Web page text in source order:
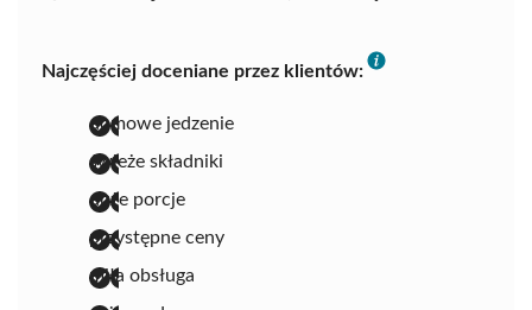
Najczęściej doceniane przez klientów:
domowe jedzenie
świeże składniki
duże porcje
przystępne ceny
miła obsługa